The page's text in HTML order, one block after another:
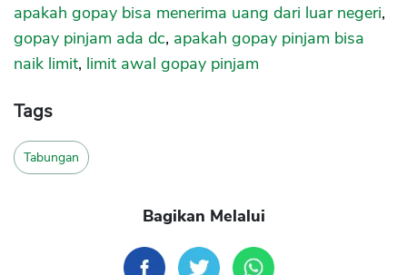
apakah gopay bisa menerima uang dari luar negeri,
gopay pinjam ada dc, apakah gopay pinjam bisa
naik limit, limit awal gopay pinjam
Tags
Tabungan
Bagikan Melalui